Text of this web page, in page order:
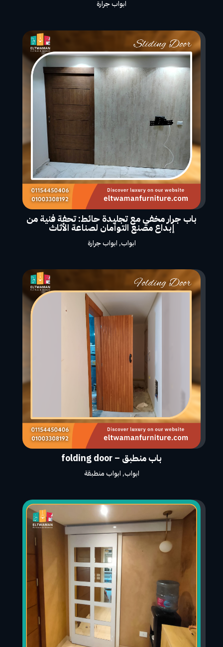
ابواب جرارة
باب جرار مخفي مع تجليدة حائط: تحفة فنية من
إبداع مصنع التوأمان لصناعة الأثاث
ابواب, ابواب جرارة
باب منطبق – folding door
ابواب, ابواب منطبقة